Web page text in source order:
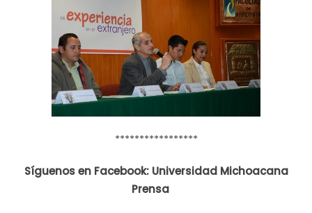
*****************
Síguenos en Facebook: Universidad Michoacana
Prensa